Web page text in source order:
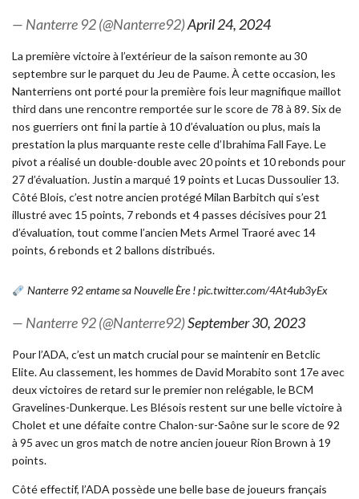
— Nanterre 92 (@Nanterre92)April 24, 2024
La première victoire à l’extérieur de la saison remonte au 30
septembre sur le parquet du Jeu de Paume. À cette occasion, les
Nanterriens ont porté pour la première fois leur magnifique maillot
third dans une rencontre remportée sur le score de 78 à 89.Six de
nos guerriers ont fini la partie à 10 d’évaluation ou plus, mais la
prestation la plus marquante reste celle d’Ibrahima Fall Faye. Le
pivot a réalisé un double-double avec 20 points et 10 rebonds pour
27 d’évaluation. Justin a marqué 19 points et Lucas Dussoulier 13.
Côté Blois, c’est notre ancien protégé Milan Barbitch qui s’est
illustré avec 15 points, 7 rebonds et 4 passes décisives pour 21
d’évaluation, tout comme l’ancien Mets Armel Traoré avec 14
points, 6 rebonds et 2 ballons distribués.
Nanterre 92 entame sa Nouvelle Ère !pic.twitter.com/4At4ub3yEx
— Nanterre 92 (@Nanterre92)September 30, 2023
Pour l’ADA, c’est un match crucial pour se maintenir en Betclic
Elite. Au classement, les hommes de David Morabito sont 17e avec
deux victoires de retard sur le premier non relégable, le BCM
Gravelines-Dunkerque. Les Blésois restent sur une belle victoire à
Cholet et une défaite contre Chalon-sur-Saône sur le score de 92
à 95 avec un gros match de notre ancien joueur Rion Brown à 19
points.
Côté effectif, l’ADA possède une belle base de joueurs français